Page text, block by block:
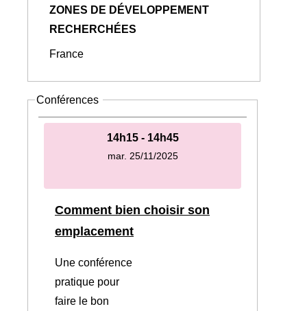
ZONES DE DÉVELOPPEMENT
RECHERCHÉES
France
Conférences
14h15 - 14h45
mar. 25/11/2025
Comment bien choisir son
emplacement
Une conférence
pratique pour
faire le bon